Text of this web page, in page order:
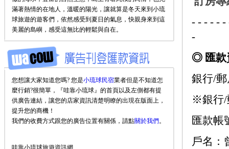
滿著熱情的在地人，溫暖的陽光，讓就算是冬天來到小琉
球旅遊的遊客們，依然感受到夏日的氣息，快親身來到這
美麗的島嶼，感受這無比的輕鬆與自在。
您想讓大家知道您嗎? 您是小琉球民宿業者但是不知道怎
麼行銷?很簡單，『哇靠小琉球』的首頁以及左側都有提
供廣告連結，讓您的店家資訊清楚明瞭的出現在版面上，
提升您的商機！
我們的收費方式跟您的廣告位置有關係，請點關於我們。
哇靠小琉球旅遊資訊網
- - - - - -
-
◎ 匯
銀行/
※銀行/
匯款帳
戶名：